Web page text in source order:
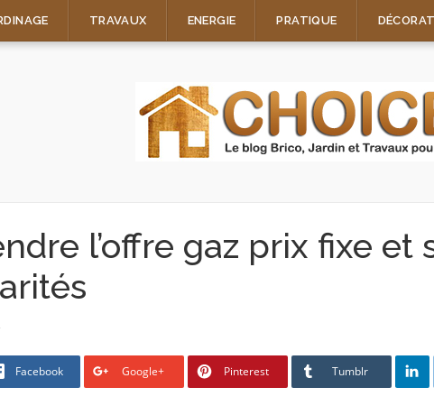
TRAVAUX ENERGIE PRATIQUE
l’offre gaz prix fixe et
Facebook Google+ Pinterest Tumblr